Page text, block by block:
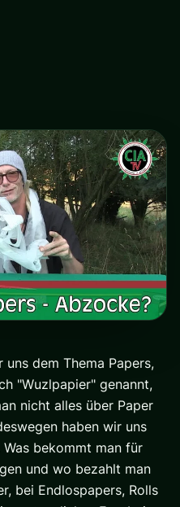
uns dem Thema Papers,
"Wuzlpapier" genannt,
nicht alles über Paper
haben wir uns
bekommt man für
und wo bezahlt man
bei Endlospapers, Rolls